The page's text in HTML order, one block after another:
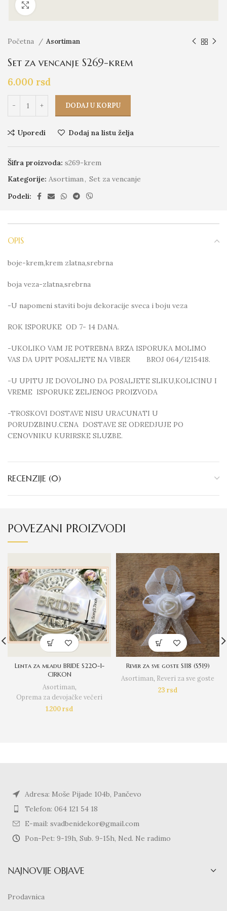
Početna Asortiman
Set za vencanje S269-krem
6.000 rsd
DODAJ U KORPU
Uporedi Dodaj na listu želja
Šifra proizvoda: s269-krem
Kategorije: Asortiman, Set za vencanje
Podeli:
OPIS
boje-krem,krem zlatna,srebrna
boja veza-zlatna,srebrna
-U napomeni staviti boju dekoracije sveca i boju veza
ROK ISPORUKE OD 7- 14 DANA.
-UKOLIKO VAM JE POTREBNA BRZA ISPORUKA MOLIMO
VAS DA UPIT POSALJETE NA VIBER BROJ 064/1215418.
-U UPITU JE DOVOLJNO DA POSALJETE SLIKU,KOLICINU I
VREME ISPORUKE ZELJENOG PROIZVODA
-TROSKOVI DOSTAVE NISU URACUNATI U
PORUDZBINU.CENA DOSTAVE SE ODREDJUJE PO
CENOVNIKU KURIRSKE SLUZBE.
RECENZIJE (0)
POVEZANI PROIZVODI
Lenta za mladu BRIDE S220-1-
CIRKON
Asortiman,
Oprema za devojačke večeri
1.200rsd
Rever za sve goste S118 (S519)
Asortiman, Reveri za sve goste
23 rsd
Adresa: Moše Pijade 104b, Pančevo
Telefon: 064 121 54 18
E-mail: svadbenidekor@gmail.com
Pon-Pet: 9-19h, Sub. 9-15h, Ned. Ne radimo
NAJNOVIJE OBJAVE
Prodavnica